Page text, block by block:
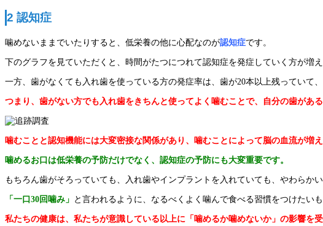
2 認知症
噛めないままでいたりすると、低栄養の他に心配なのが認知症です。
下のグラフを見ていただくと、時間がたつにつれて認知症を発症していく方が増
一方、歯がなくても入れ歯を使っている方の発症率は、歯が20本以上残っていて
つまり、歯がない方でも入れ歯をきちんと使ってよく噛むことで、自分の歯があ
噛むことと認知機能には大変密接な関係があり、噛むことによって脳の血流が増え
噛めるお口は低栄養の予防だけでなく、認知症の予防にも大変重要です。
もちろん歯がそろっていても、入れ歯やインプラントを入れていても、やわらか
「一口30回噛み」 と言われるように、なるべくよく噛んで食べる習慣をつけたいも
私たちの健康は、私たちが意識している以上に「噛めるか噛めないか」の影響を